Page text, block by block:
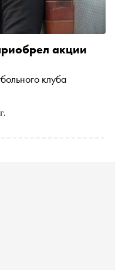
акции
клуба